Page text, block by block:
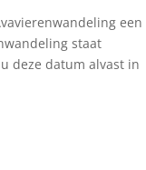
een
staat
deze datum alvast in